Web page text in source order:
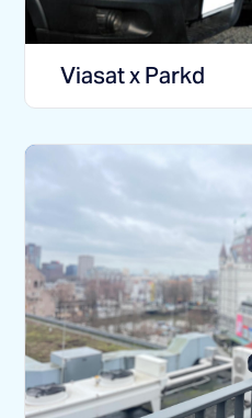
Viasat x Parkd